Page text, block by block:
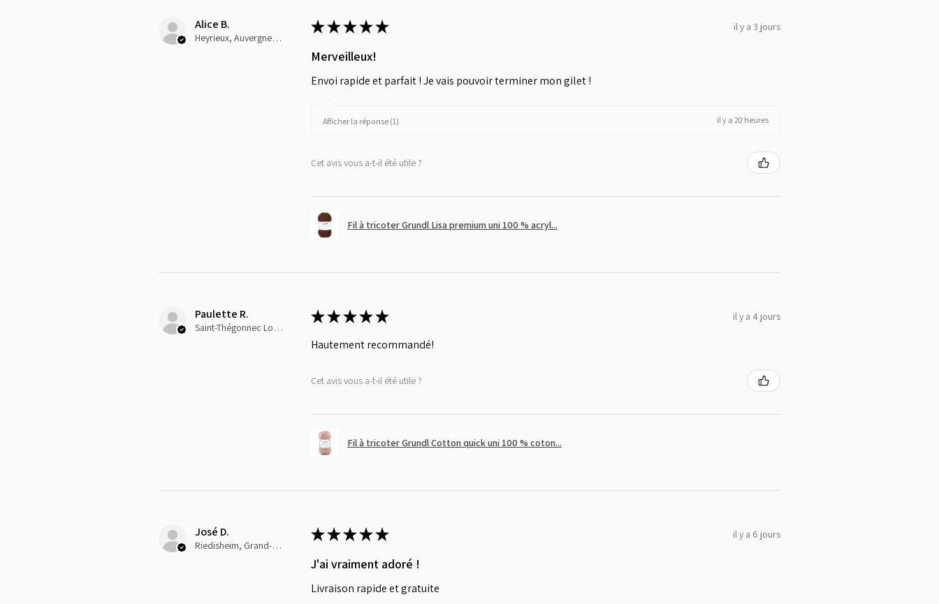
Alice B.
Heyrieux, Auvergne-Rhône-Alpes
★★★★★ il y a 3 jours
Merveilleux!
Envoi rapide et parfait ! Je vais pouvoir terminer mon gilet !
Afficher la réponse (1) il y a 20 heures
Cet avis vous a-t-il été utile ?
Fil à tricoter Grundl Lisa premium uni 100 % acryl...
Paulette R.
Saint-Thégonnec Loc-Eguiner, E
★★★★★ il y a 4 jours
Hautement recommandé!
Cet avis vous a-t-il été utile ?
Fil à tricoter Grundl Cotton quick uni 100 % coton...
José D.
Riedisheim, Grand-Est
★★★★★ il y a 6 jours
J'ai vraiment adoré !
Livraison rapide et gratuite